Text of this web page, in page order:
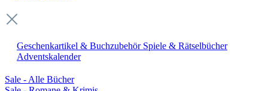
Geschenkartikel & Buchzubehör Spiele & Rätselbücher
Adventskalender
Sale - Alle Bücher